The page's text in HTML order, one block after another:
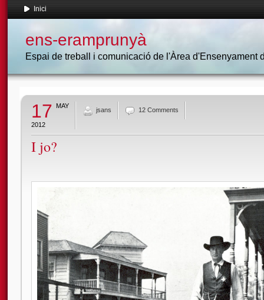
Inici
ens-eramprunyà
Espai de treball i comunicació de l'Àrea d'Ensenyament
17 MAY
2012
jsans 12 Comments
I jo?